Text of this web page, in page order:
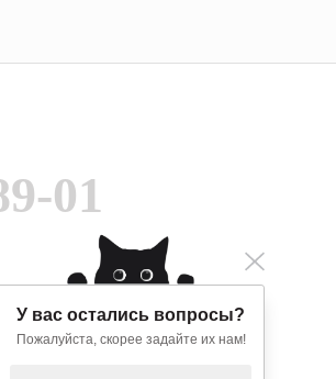
01
У вас остались вопросы?
Пожалуйста, скорее задайте их нам!